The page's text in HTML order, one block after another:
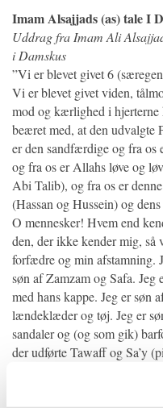
Imam Alsajjads (as) tale I
Uddrag fra Imam Ali
i Damskus
”Vi er blevet givet 6
Vi er blevet givet viden,
mod og kærlighed i hjerterne
beæret med, at den udvalgte
er den sandfærdige og fra os
og fra os er Allahs løve og
Abi Talib), og fra os er
(Hassan og Hussein) og
O mennesker! Hvem end
den, der ikke kender mig,
forfædre og min afstamning.
søn af Zamzam og Safa. Jeg
med hans kappe. Jeg er søn
lændeklæder og tøj. Jeg er
sandaler og (og som gik)
der udførte Tawaff og Sa’y
bedste mand, der udførte
kald. Jeg er søn af den,